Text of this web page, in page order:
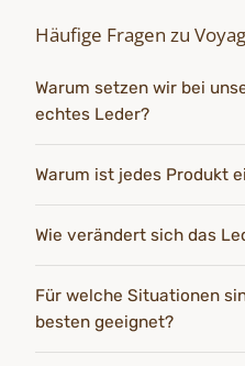
Häufige Fragen zu
Warum setzen wir bei
echtes Leder?
Warum ist jedes Produkt
Wie verändert sich das
Für welche Situationen
besten geeignet?